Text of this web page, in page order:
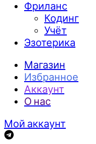
Фриланс
Кодинг
Учёт
Эзотерика
Магазин
Избранное
Аккаунт
О нас
Мой аккаунт